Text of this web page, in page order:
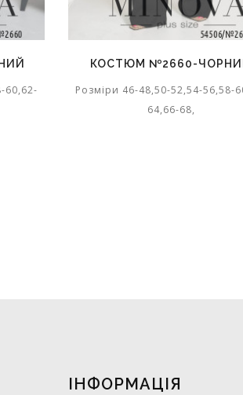
КОСТЮМ №2660-ЧОРНИЙ
Розміри 46-48,50-52,54-56,58-60,62-
64,66-68,
ІНФОРМАЦІЯ